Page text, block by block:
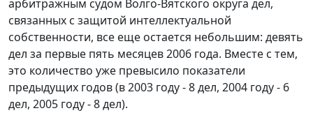
арбитражным судом Волго-Вятского округа дел,
связанных с защитой интеллектуальной
собственности, все еще остается небольшим: девять
дел за первые пять месяцев 2006 года. Вместе с тем,
это количество уже превысило показатели
предыдущих годов (в 2003 году - 8 дел, 2004 году - 6
дел, 2005 году - 8 дел).